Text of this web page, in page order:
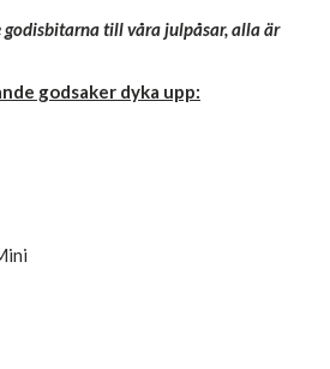
till våra julpåsar, alla är
godsaker dyka upp: